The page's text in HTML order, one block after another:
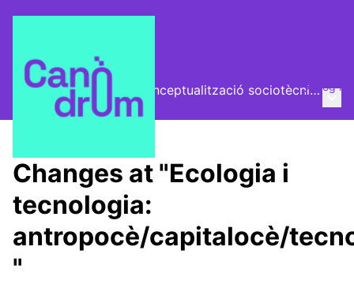
Log in
El Vector (vector de conceptualització sociotècnica)
Trobades
Changes at "Ecologia i
tecnologia:
antropocè/capitalocè/
"